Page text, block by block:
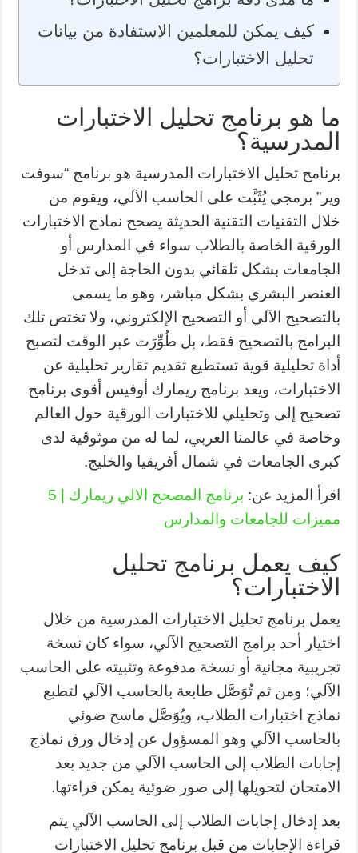
كيف يمكن للمعلمين الاستفادة من بيانات
تحليل الاختبارات؟
ما هو برنامج تحليل الاختبارات
المدرسية؟
برنامج تحليل الاختبارات المدرسية هو برنامج “سوفت
وير” برمجي يُثَبَّت على الحاسب الآلي، ويقوم من
خلال التقنيات التقنية الحديثة يصحح نماذج الاختبارات
الورقية الخاصة بالطلاب سواء في المدارس أو
الجامعات بشكل تلقائي بدون الحاجة إلى تدخل
العنصر البشري بشكل مباشر، وهو ما يسمى
بالتصحيح الآلي أو التصحيح الإلكتروني، ولا تختص تلك
البرامج بالتصحيح فقط، بل طُوِّرَت عبر الوقت لتصبح
أداة تحليلية قوية تستطيع تقديم تقارير تحليلية عن
الاختبارات، ويعد برنامج ريمارك أوفيس أقوى برنامج
تصحيح إلى وتحليلي للاختبارات الورقية حول العالم
وخاصة في عالمنا العربي، لما له من موثوقية لدى
كبرى الجامعات في شمال أفريقيا والخليج.
اقرأ المزيد عن:
برنامج المصحح الالي ريمارك | 5
مميزات للجامعات والمدارس
كيف يعمل برنامج تحليل
الاختبارات؟
يعمل برنامج تحليل الاختبارات المدرسية من خلال
اختيار أحد برامج التصحيح الآلي، سواء كان نسخة
تجريبية مجانية أو نسخة مدفوعة وتثبيته على الحاسب
الآلي؛ ومن ثم تُوَصَّل طابعة بالحاسب الآلي لتطبع
نماذج اختبارات الطلاب، ويُوَصَّل ماسح ضوئي
بالحاسب الآلي وهو المسؤول عن إدخال ورق نماذج
إجابات الطلاب إلى الحاسب الآلي من جديد بعد
الامتحان لتحويلها إلى صور ضوئية يمكن قراءتها.
بعد إدخال إجابات الطلاب إلى الحاسب الآلي يتم
قراءة الإجابات من قبل برنامج تحليل الاختبارات